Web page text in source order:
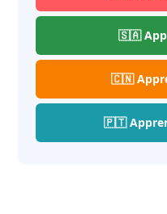
🇸🇦
🇨🇳
🇵🇹